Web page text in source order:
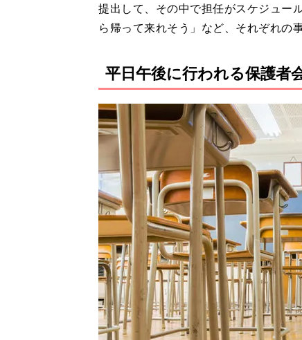
提出して、その中で担任がスケジュー
ら帰って来れそう」など、それぞれの
平日午後に行われる保護者